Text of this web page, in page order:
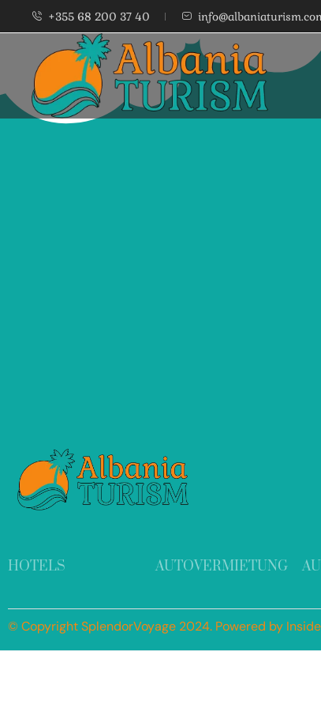
+355 68 200 37 40
HOTELS AUTOVERMIETUNG
© Copyright SplendorVoyage 2024. Powered by